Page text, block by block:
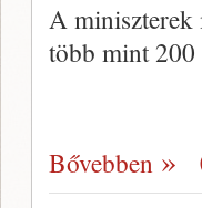
A miniszterek
több mint 200
Bővebben